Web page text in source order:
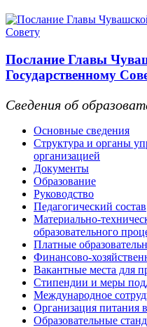
Послание Главы
Государственному
Сведения об
Основные сведения
Структура и органы
организацией
Документы
Образование
Руководство
Педагогический состав
Материально-
образовательного
Платные
Финансово-
Вакантные места для
Стипендии и меры
Международное
Организация питания
Образовательные